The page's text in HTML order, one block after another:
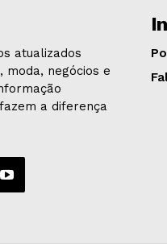
atualizados
moda, negócios e
a diferença